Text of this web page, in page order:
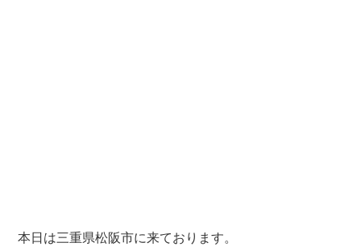
本日は三重県松阪市に来ております。